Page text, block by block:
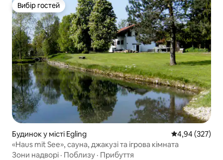
Вибір гостей
Вибір гостей
Будинок у місті Egling Середня
4,94 (327)
«Haus mit See», сауна, джакузі та ігрова кімната
Зони надворі · Поблизу · Прибуття